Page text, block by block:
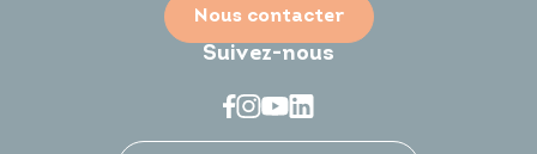
Nous contacter
Suivez-nous